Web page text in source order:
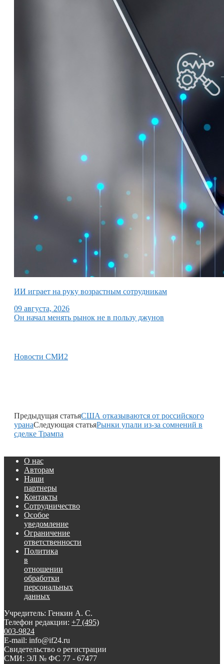
ИИ играет на руку возрастным сотрудникам
09 августа, 2026
Он начал менять рынок не в пользу джунов
Новости СМИ2
Предыдущая статьяСША отказываются от российского
уранаСледующая статьяРынки упали из-за сомнений в
сделке Трампа
О нас
Авторам
Наши
партнеры
Контакты
Сотрудничество
Особое
уведомление
Ограничение
ответственности
Политика
в
отношении
обработки
персональных
данных
Учредитель: Генкин А. С.
Телефон редакции: +7 (495)
003-9824
E-mail: info@if24.ru
Свидетельство о регистрации
СМИ: ЭЛ № ФС 77 - 67477